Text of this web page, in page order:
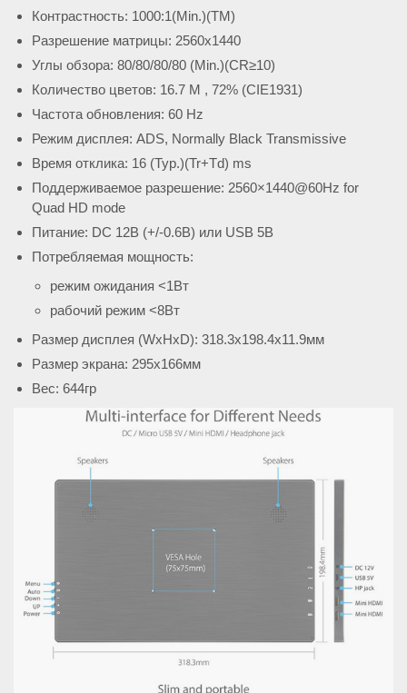
Контрастность: 1000:1(Min.)(TM)
Разрешение матрицы: 2560x1440
Углы обзора: 80/80/80/80 (Min.)(CR≥10)
Количество цветов: 16.7 M , 72% (CIE1931)
Частота обновления: 60 Hz
Режим дисплея: ADS, Normally Black Transmissive
Время отклика: 16 (Typ.)(Tr+Td) ms
Поддерживаемое разрешение: 2560×1440@60Hz for
Quad HD mode
Питание: DC 12В (+/-0.6В) или USB 5В
Потребляемая мощность:
режим ожидания <1Вт
рабочий режим <8Вт
Размер дисплея (WxHxD): 318.3х198.4х11.9мм
Размер экрана: 295х166мм
Вес: 644гр